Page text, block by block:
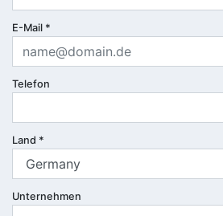
E-Mail *
Telefon
Land *
Unternehmen